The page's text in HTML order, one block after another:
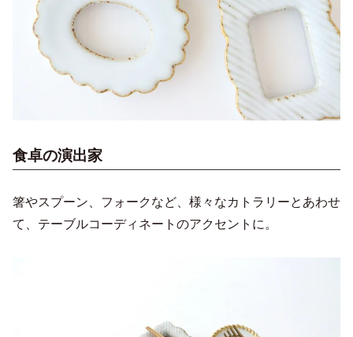
食卓の演出家
箸やスプーン、フォークなど、様々なカトラリーとあわせ
て、テーブルコーディネートのアクセントに。